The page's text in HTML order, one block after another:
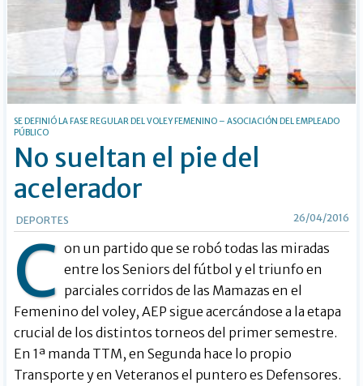
SE DEFINIÓ LA FASE REGULAR DEL VOLEY FEMENINO – ASOCIACIÓN DEL EMPLEADO
PÚBLICO
No sueltan el pie del
acelerador
DEPORTES 26/04/2016
C on un partido que se robó todas las miradas
entre los Seniors del fútbol y el triunfo en
parciales corridos de las Mamazas en el
Femenino del voley, AEP sigue acercándose a la etapa
crucial de los distintos torneos del primer semestre.
En 1ª manda TTM, en Segunda hace lo propio
Transporte y en Veteranos el puntero es Defensores.